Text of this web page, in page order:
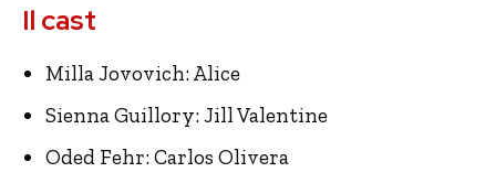
Il cast
Milla Jovovich: Alice
Sienna Guillory: Jill Valentine
Oded Fehr: Carlos Olivera